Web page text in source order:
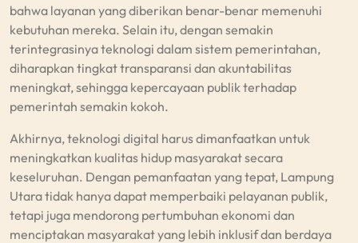
bahwa layanan yang diberikan benar-benar memenuhi
kebutuhan mereka. Selain itu, dengan semakin
terintegrasinya teknologi dalam sistem pemerintahan,
diharapkan tingkat transparansi dan akuntabilitas
meningkat, sehingga kepercayaan publik terhadap
pemerintah semakin kokoh.
Akhirnya, teknologi digital harus dimanfaatkan untuk
meningkatkan kualitas hidup masyarakat secara
keseluruhan. Dengan pemanfaatan yang tepat, Lampung
Utara tidak hanya dapat memperbaiki pelayanan publik,
tetapi juga mendorong pertumbuhan ekonomi dan
menciptakan masyarakat yang lebih inklusif dan berdaya